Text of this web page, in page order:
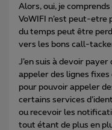
Alors, oui, je
VoWIFI n’est peut-etre
du temps peut être
vers les bons call-
J’en suis à devoir
appeler des lignes
pour pouvoir appeler
certains services
ou recevoir les
tout étant de plus en